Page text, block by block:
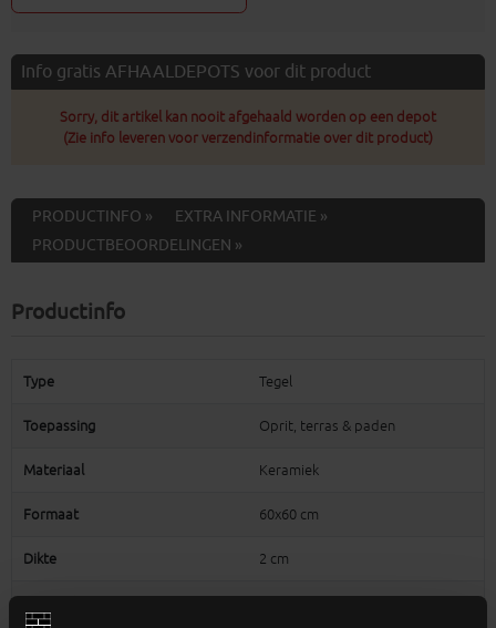
Info gratis AFHAALDEPOTS voor dit product
Sorry, dit artikel kan nooit afgehaald worden op een depot
(Zie info leveren voor verzendinformatie over dit product)
PRODUCTINFO »
EXTRA INFORMATIE »
PRODUCTBEOORDELINGEN »
Productinfo
Type Tegel
Toepassing Oprit, terras & paden
Materiaal Keramiek
Formaat 60x60 cm
Dikte 2 cm